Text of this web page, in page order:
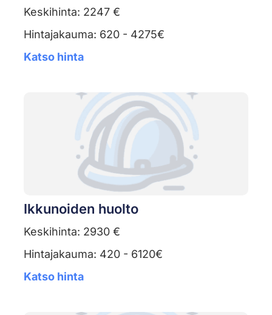
Keskihinta: 2247 €
Hintajakauma: 620 - 4275€
Katso hinta
Ikkunoiden huolto
Keskihinta: 2930 €
Hintajakauma: 420 - 6120€
Katso hinta